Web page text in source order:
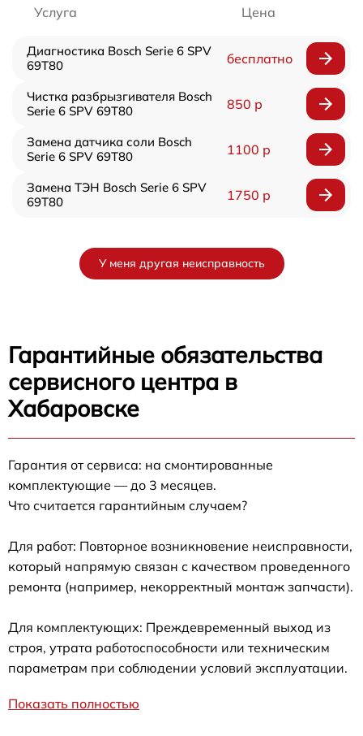
Услуга Цена
Диагностика Bosch Serie 6 SPV
69T80
бесплатно
Чистка разбрызгивателя Bosch
Serie 6 SPV 69T80
850 р
Замена датчика соли Bosch
Serie 6 SPV 69T80
1100 р
Замена ТЭН Bosch Serie 6 SPV
69T80
1750 р
У меня другая неисправность
Гарантийные обязательства
сервисного центра в
Хабаровске
Гарантия от сервиса: на смонтированные
комплектующие — до 3 месяцев.
Что считается гарантийным случаем?
Для работ: Повторное возникновение неисправности,
который напрямую связан с качеством проведенного
ремонта (например, некорректный монтаж запчасти).
Для комплектующих: Преждевременный выход из
строя, утрата работоспособности или техническим
параметрам при соблюдении условий эксплуатации.
Показать полностью